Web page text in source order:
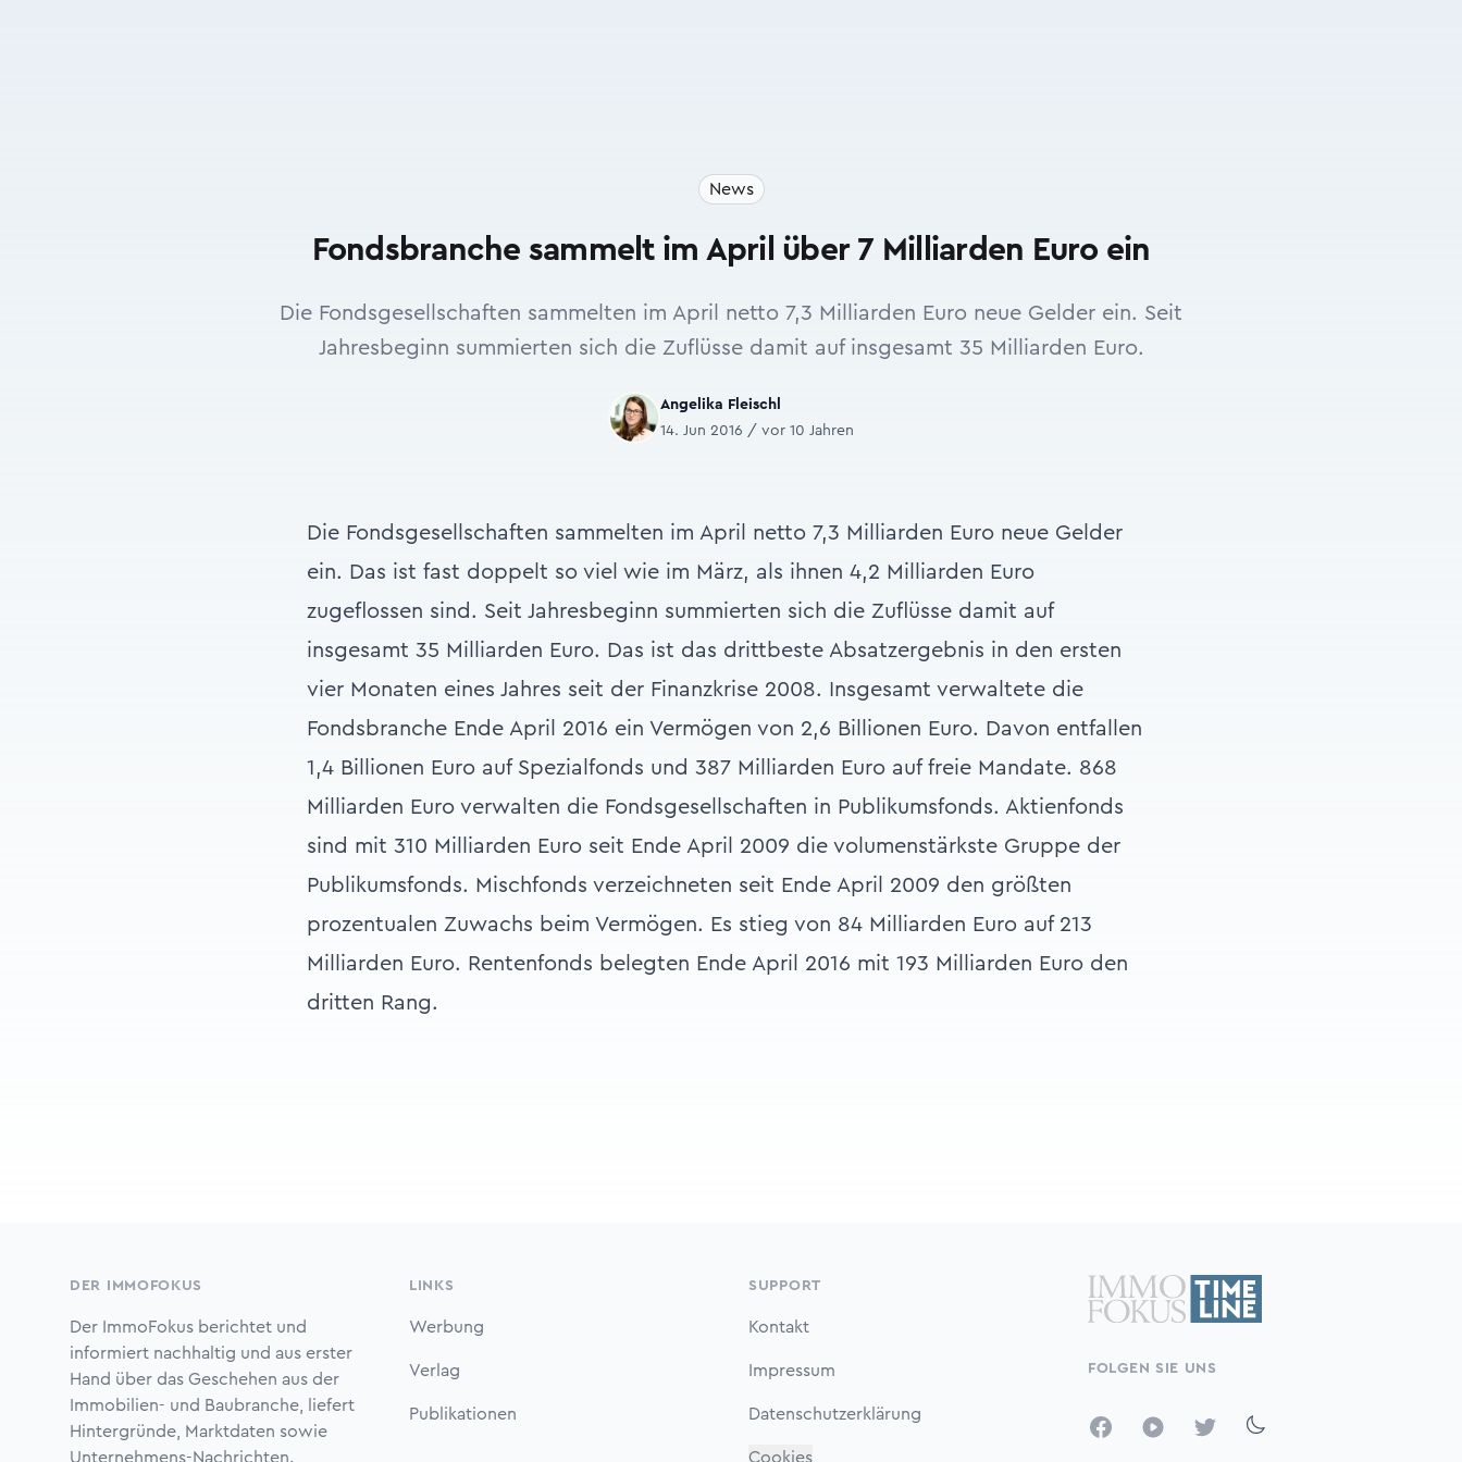
News
Fondsbranche sammelt im April über 7 Milliarden Euro ein
Die Fondsgesellschaften sammelten im April netto 7,3 Milliarden Euro neue Gelder ein. Seit
Jahresbeginn summierten sich die Zuflüsse damit auf insgesamt 35 Milliarden Euro.
Angelika Fleischl
14. Jun 2016 / vor 10 Jahren
Die Fondsgesellschaften sammelten im April netto 7,3 Milliarden Euro neue Gelder
ein. Das ist fast doppelt so viel wie im März, als ihnen 4,2 Milliarden Euro
zugeflossen sind. Seit Jahresbeginn summierten sich die Zuflüsse damit auf
insgesamt 35 Milliarden Euro. Das ist das drittbeste Absatzergebnis in den ersten
vier Monaten eines Jahres seit der Finanzkrise 2008. Insgesamt verwaltete die
Fondsbranche Ende April 2016 ein Vermögen von 2,6 Billionen Euro. Davon entfallen
1,4 Billionen Euro auf Spezialfonds und 387 Milliarden Euro auf freie Mandate. 868
Milliarden Euro verwalten die Fondsgesellschaften in Publikumsfonds. Aktienfonds
sind mit 310 Milliarden Euro seit Ende April 2009 die volumenstärkste Gruppe der
Publikumsfonds. Mischfonds verzeichneten seit Ende April 2009 den größten
prozentualen Zuwachs beim Vermögen. Es stieg von 84 Milliarden Euro auf 213
Milliarden Euro. Rentenfonds belegten Ende April 2016 mit 193 Milliarden Euro den
dritten Rang.
DER IMMOFOKUS
Der ImmoFokus berichtet und
informiert nachhaltig und aus erster
Hand über das Geschehen aus der
Immobilien- und Baubranche, liefert
Hintergründe, Marktdaten sowie
Unternehmens-Nachrichten.
LINKS
Werbung
Verlag
Publikationen
SUPPORT
Kontakt
Impressum
Datenschutzerklärung
Cookies
FOLGEN SIE UNS
FacebookYouTubeTwitter